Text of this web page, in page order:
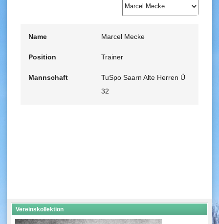
Name Marcel Mecke
Position Trainer
Mannschaft
TuSpo Saarn Alte Herren Ü
32
Vereinskollektion